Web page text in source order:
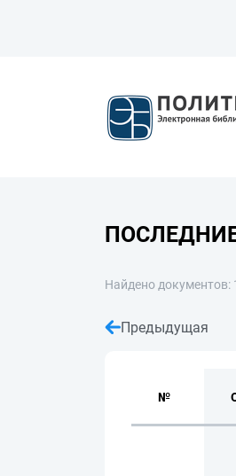
Найдено документов:
Предыдущая
№